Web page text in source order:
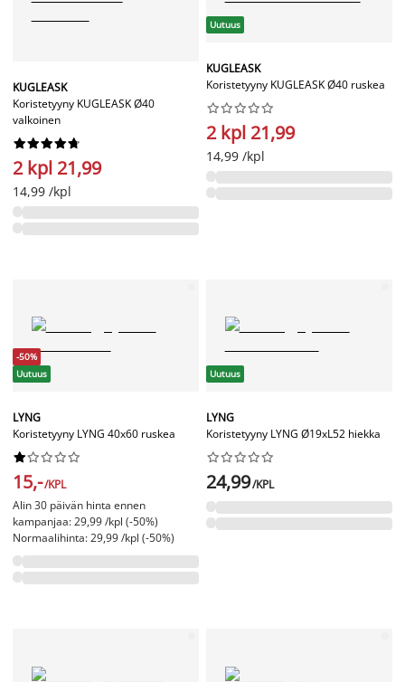
KUGLEASK
Koristetyyny KUGLEASK Ø40
valkoinen






2 kpl 21,99
14,99 /kpl
Uutuus
KUGLEASK
Koristetyyny KUGLEASK Ø40 ruskea






2 kpl 21,99
14,99 /kpl
-50%
Uutuus
LYNG
Koristetyyny LYNG 40x60 ruskea






15,-/KPL
Alin 30 päivän hinta ennen
kampanjaa: 29,99 /kpl (-50%)
Normaalihinta: 29,99 /kpl (-50%)
Uutuus
LYNG
Koristetyyny LYNG Ø19xL52 hiekka






24,99/KPL